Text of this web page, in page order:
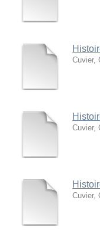
Cuvier,
Cuvier,
Cuvier,